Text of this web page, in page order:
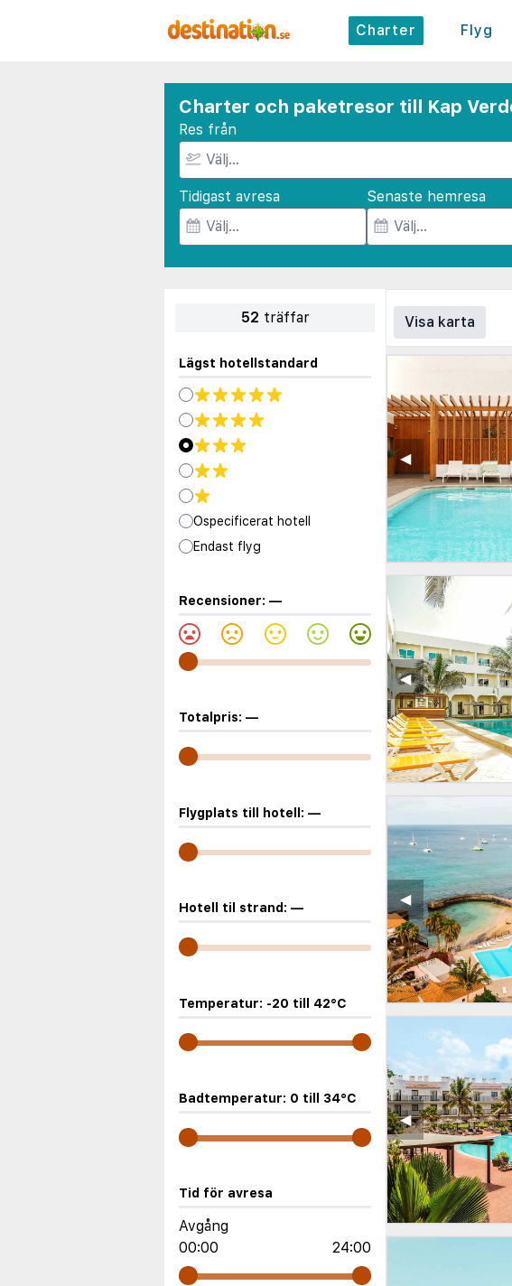
Charter Flyg
Charter och paketresor till Kap
Res från
Tidigast avresa Senaste hemresa
52 träffar
Lägst hotellstandard
Ospecificerat hotell
Endast flyg
Recensioner: —
Totalpris: —
Flygplats till hotell: —
Hotell til strand: —
Temperatur: -20 till 42°C
Badtemperatur: 0 till 34°C
Tid för avresa
Avgång
00:00
24:00
Visa karta
◀︎
◀︎
◀︎
◀︎